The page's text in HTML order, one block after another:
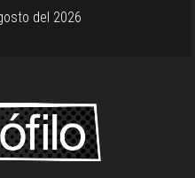
del 2026